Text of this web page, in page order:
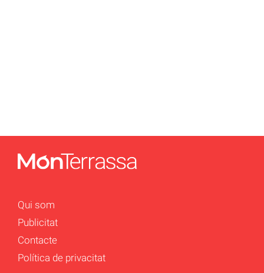
Qui som
Publicitat
Contacte
Política de privacitat